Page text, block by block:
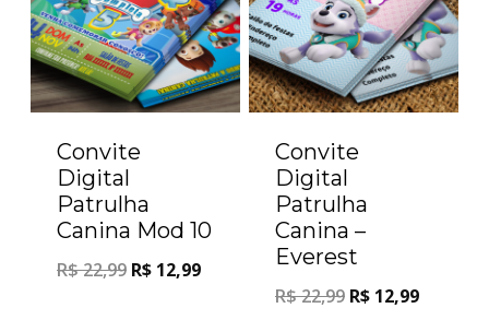
Convite
Digital
Patrulha
Canina Mod 10
R$22,99 R$ 12,99
Convite
Digital
Patrulha
Canina –
Everest
R$22,99 R$ 12,99